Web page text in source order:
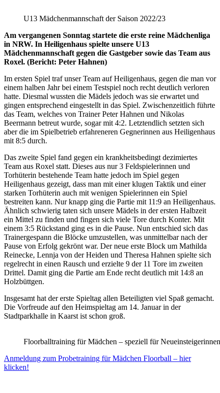
U13 Mädchenmannschaft der Saison 2022/23
Am vergangenen Sonntag startete die erste reine Mädchenliga
in NRW. In Heiligenhaus spielte unsere U13
Mädchenmannschaft gegen die Gastgeber sowie das Team aus
Roxel. (Bericht: Peter Hahnen)
Im ersten Spiel traf unser Team auf Heiligenhaus, gegen die man vor
einem halben Jahr bei einem Testspiel noch recht deutlich verloren
hatte. Diesmal wussten die Mädels jedoch was sie erwartet und
gingen entsprechend eingestellt in das Spiel. Zwischenzeitlich führte
das Team, welches von Trainer Peter Hahnen und Nikolas
Beermann betreut wurde, sogar mit 4:2. Letztendlich setzten sich
aber die im Spielbetrieb erfahreneren Gegnerinnen aus Heiligenhaus
mit 8:5 durch.
Das zweite Spiel fand gegen ein krankheitsbedingt dezimiertes
Team aus Roxel statt. Dieses aus nur 3 Feldspielerinnen und
Torhüterin bestehende Team hatte jedoch im Spiel gegen
Heiligenhaus gezeigt, dass man mit einer klugen Taktik und einer
starken Torhüterin auch mit wenigen Spielerinnen ein Spiel
bestreiten kann. Nur knapp ging die Partie mit 11:9 an Heiligenhaus.
Ähnlich schwierig taten sich unsere Mädels in der ersten Halbzeit
ein Mittel zu finden und fingen sich viele Tore durch Konter. Mit
einem 3:5 Rückstand ging es in die Pause. Nun entschied sich das
Trainergespann die Blöcke umzustellen, was unmittelbar nach der
Pause von Erfolg gekrönt war. Der neue erste Block um Mathilda
Reinecke, Lennja von der Heiden und Theresa Hahnen spielte sich
regelrecht in einen Rausch und erzielte 9 der 11 Tore im zweiten
Drittel. Damit ging die Partie am Ende recht deutlich mit 14:8 an
Holzbüttgen.
Insgesamt hat der erste Spieltag allen Beteiligten viel Spaß gemacht.
Die Vorfreude auf den Heimspieltag am 14. Januar in der
Stadtparkhalle in Kaarst ist schon groß.
Floorballtraining für Mädchen – speziell für Neueinsteigerinnen
Anmeldung zum Probetraining für Mädchen Floorball – hier
klicken!